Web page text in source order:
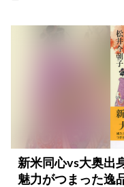
新米同心vs大奥出
魅力がつまった逸